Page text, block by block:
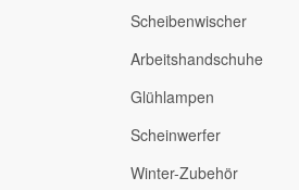
Scheibenwischer
Arbeitshandschuhe
Glühlampen
Scheinwerfer
Winter-Zubehör